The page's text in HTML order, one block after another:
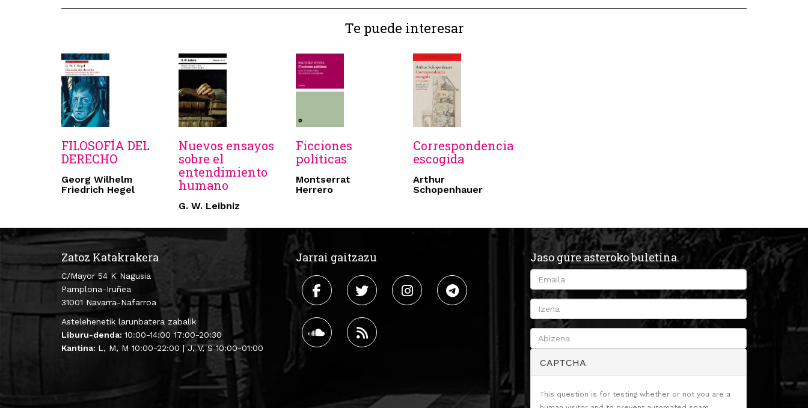
Te puede interesar
FILOSOFÍA DEL
DERECHO
Georg Wilhelm
Friedrich Hegel
Nuevos ensayos
sobre el
entendimiento
humano
G. W. Leibniz
Ficciones
políticas
Montserrat
Herrero
Correspondencia
escogida
Arthur
Schopenhauer
Zatoz Katakrakera
C/Mayor 54 K Nagusia
Pamplona-Iruñea
31001 Navarra-Nafarroa
Astelehenetik larunbatera zabalik
Liburu-denda: 10:00-14:00 17:00-20:30
Kantina: L, M, M 10:00-22:00 | J, V, S 10:00-01:00
Jarrai gaitzazu Jaso gure asteroko buletina.
CAPTCHA
This question is for testing whether or not you are a